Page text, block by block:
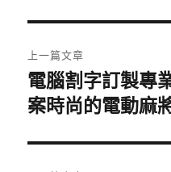
章
導
覽
上一篇文章
上
一
文
電腦割字訂製專
案時尚的電動麻